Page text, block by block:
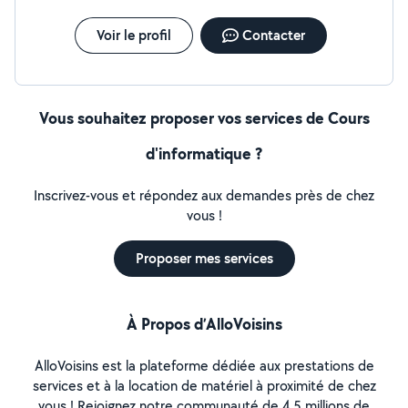
Voir le profil Contacter
Vous souhaitez proposer vos services de Cours
d'informatique ?
Inscrivez-vous et répondez aux demandes près de chez
vous !
Proposer mes services
À Propos d’AlloVoisins
AlloVoisins est la plateforme dédiée aux prestations de
services et à la location de matériel à proximité de chez